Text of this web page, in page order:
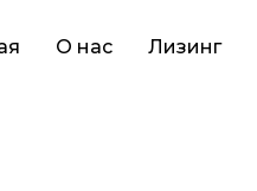
О нас Лизинг